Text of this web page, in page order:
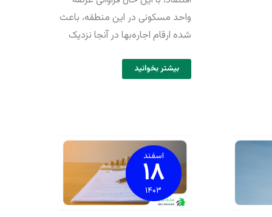
واحد مسکونی در این منطقه، باعث
شده ارقام اجاره‌بها در آنجا نزدیک
بیشتر بخوانید
اسفند
۱۸
۱۴۰۳
بازار
اجاره
مسکن
مناطق
۵
تهران
+
قیمت